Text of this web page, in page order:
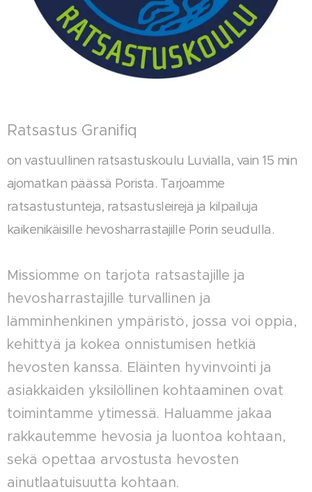
Ratsastus Granifiq
on vastuullinen ratsastuskoulu Luvialla, vain 15 min
ajomatkan päässä Porista. Tarjoamme
ratsastustunteja, ratsastusleirejä ja kilpailuja
kaikenikäisille hevosharrastajille Porin seudulla.
Missiomme on tarjota ratsastajille ja
hevosharrastajille turvallinen ja
lämminhenkinen ympäristö, jossa voi oppia,
kehittyä ja kokea onnistumisen hetkiä
hevosten kanssa. Eläinten hyvinvointi ja
asiakkaiden yksilöllinen kohtaaminen ovat
toimintamme ytimessä. Haluamme jakaa
rakkautemme hevosia ja luontoa kohtaan,
sekä opettaa arvostusta hevosten
ainutlaatuisuutta kohtaan.